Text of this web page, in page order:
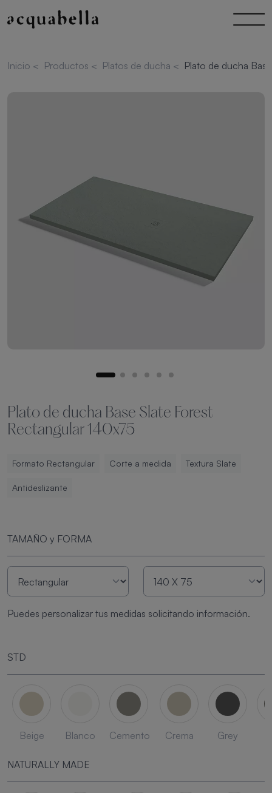
Inicio < Productos < Platos de ducha < Plato de ducha
Plato de ducha Base Slate Forest
Rectangular 140x75
Formato Rectangular Corte a medida Textura Slate
Antideslizante
TAMAÑO y FORMA
Puedes personalizar tus medidas solicitando información.
STD
Beige Blanco Cemento Crema Grey
NATURALLY MADE